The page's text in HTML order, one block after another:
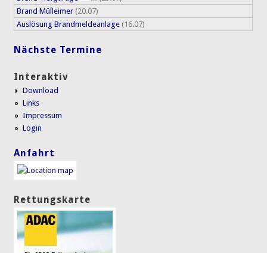
Brand Mülleimer (20.07)
Auslösung Brandmeldeanlage (16.07)
Nächste Termine
Interaktiv
Download
Links
Impressum
Login
Anfahrt
Rettungskarte